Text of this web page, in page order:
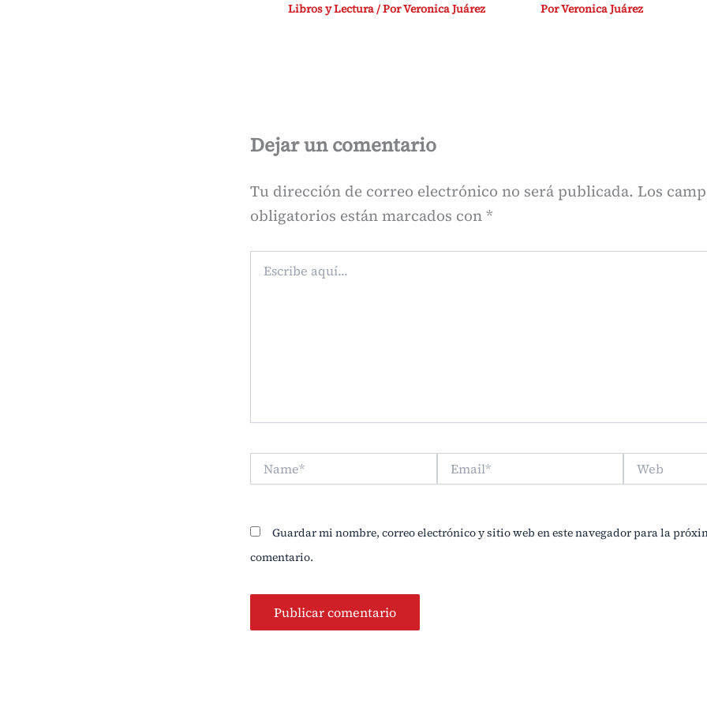
Libros y Lectura/ PorVeronica Juárez PorVeronica Juárez
Dejar un comentario
Tu dirección de correo electrónico no será publicada. Los
obligatorios están marcados con*
aquí...
Guardar mi nombre, correo electrónico y sitio web en este navegador para la
comentario.